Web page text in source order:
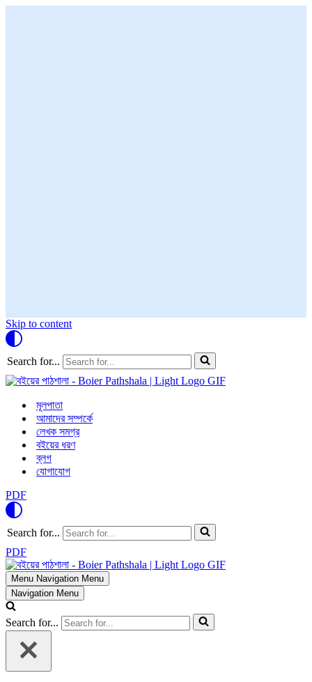
Skip to content
Search for...
মূলপাতা
আমাদের সম্পর্কে
লেখক সমগ্র
বইয়ের ধরণ
ব্লগ
যোগাযোগ
PDF
Search for...
PDF
Menu Navigation Menu
Navigation Menu
Search for...